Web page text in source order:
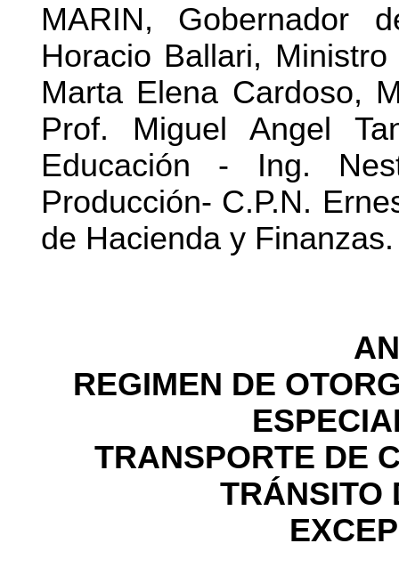
MARIN,
Horacio Ballari,
Marta Elena Cardoso,
Prof. Miguel Angel
Educación - Ing.
Producción- C.P.N.
de Hacienda y Finanzas.
REGIMEN DE
TRANSPORTE DE
TRÁNSITO